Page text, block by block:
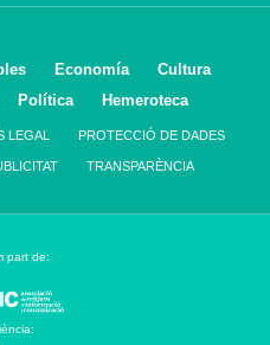
Economía
Cultura
Política Hemeroteca
LEGAL PROTECCIÓ DE DADES
TRANSPARÈNCIA
part de: